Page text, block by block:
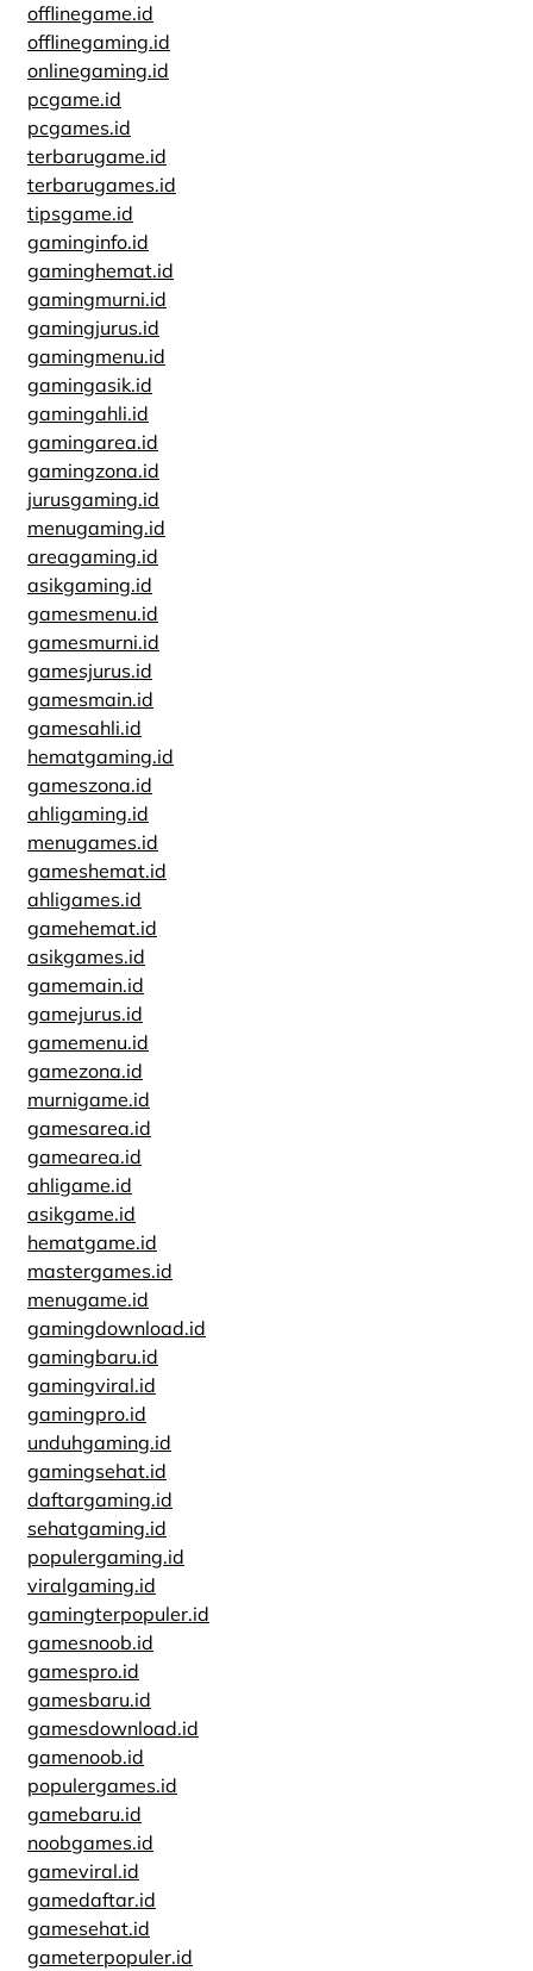
offlinegame.id
offlinegaming.id
onlinegaming.id
pcgame.id
pcgames.id
terbarugame.id
terbarugames.id
tipsgame.id
gaminginfo.id
gaminghemat.id
gamingmurni.id
gamingjurus.id
gamingmenu.id
gamingasik.id
gamingahli.id
gamingarea.id
gamingzona.id
jurusgaming.id
menugaming.id
areagaming.id
asikgaming.id
gamesmenu.id
gamesmurni.id
gamesjurus.id
gamesmain.id
gamesahli.id
hematgaming.id
gameszona.id
ahligaming.id
menugames.id
gameshemat.id
ahligames.id
gamehemat.id
asikgames.id
gamemain.id
gamejurus.id
gamemenu.id
gamezona.id
murnigame.id
gamesarea.id
gamearea.id
ahligame.id
asikgame.id
hematgame.id
mastergames.id
menugame.id
gamingdownload.id
gamingbaru.id
gamingviral.id
gamingpro.id
unduhgaming.id
gamingsehat.id
daftargaming.id
sehatgaming.id
populergaming.id
viralgaming.id
gamingterpopuler.id
gamesnoob.id
gamespro.id
gamesbaru.id
gamesdownload.id
gamenoob.id
populergames.id
gamebaru.id
noobgames.id
gameviral.id
gamedaftar.id
gamesehat.id
gameterpopuler.id